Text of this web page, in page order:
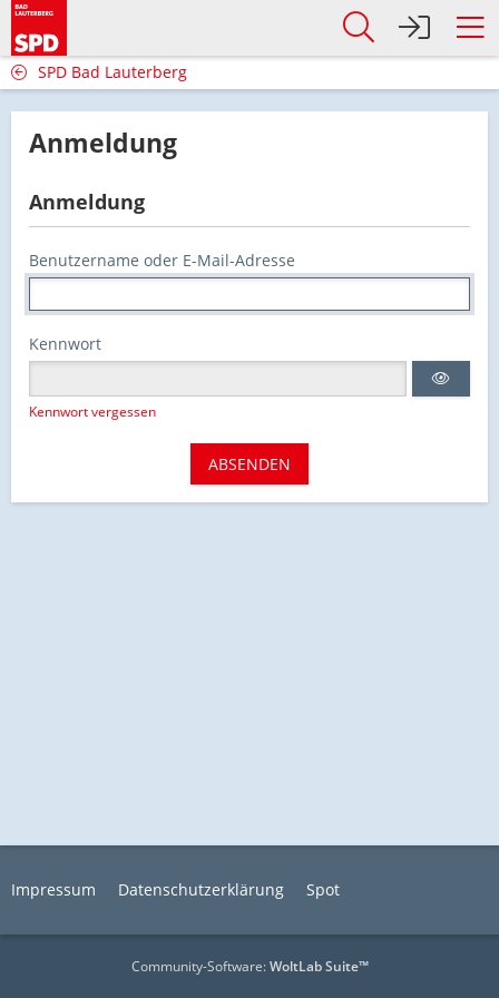
SPD Bad Lauterberg
Anmeldung
Anmeldung
Benutzername oder E-Mail-Adresse
Kennwort
Kennwort vergessen
Impressum Datenschutzerklärung Spot
Community-Software:WoltLab Suite™